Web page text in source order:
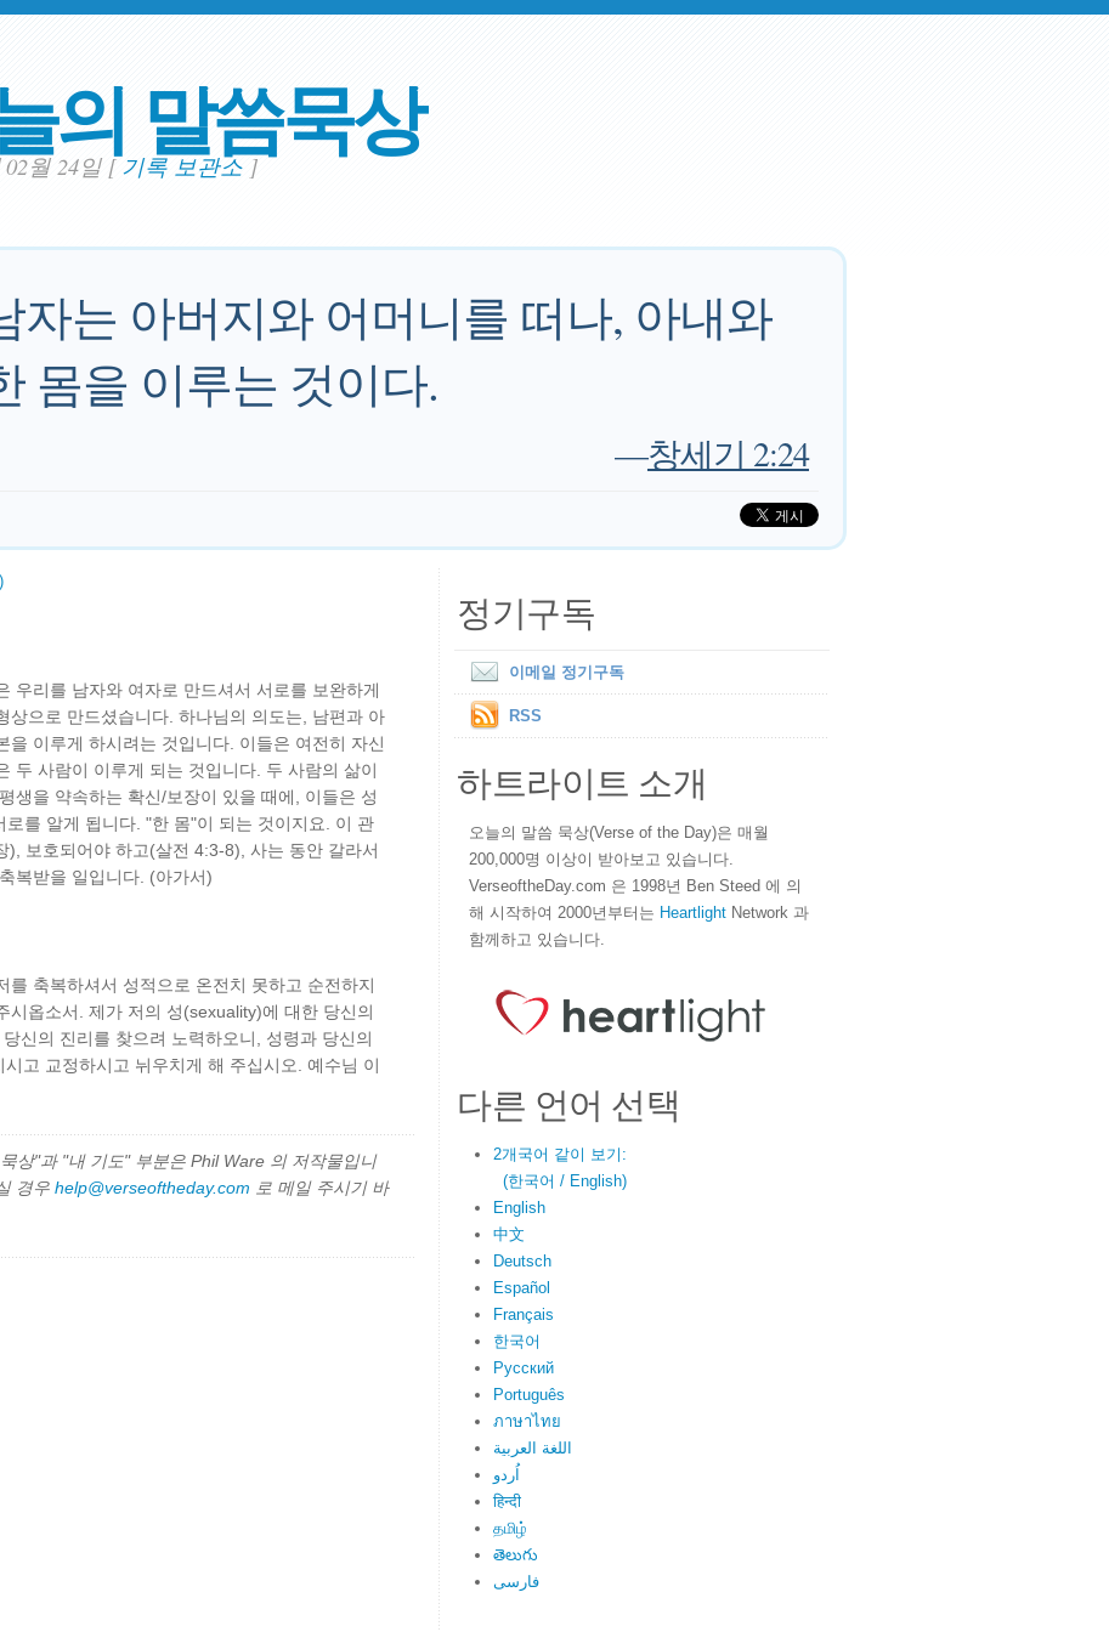
의 말씀묵상
02월 24일 [기록 보관소]
자는 아버지와 어머니를 떠나, 아내와
몸을 이루는 것이다.
—창세기 2:24
우리를 남자와 여자로 만드셔서 서로를 보완하게
상으로 만드셨습니다. 하나님의 의도는, 남편과 아
을 이루게 하시려는 것입니다. 이들은 여전히 자신
두 사람이 이루게 되는 것입니다. 두 사람의 삶이
생을 약속하는 확신/보장이 있을 때에, 이들은 성
를 알게 됩니다. "한 몸"이 되는 것이지요. 이 관
), 보호되어야 하고(살전 4:3-8), 사는 동안 갈라서
복받을 일입니다. (아가서)
를 축복하셔서 성적으로 온전치 못하고 순전하지
시옵소서. 제가 저의 성(sexuality)에 대한 당신의
신의 진리를 찾으려 노력하오니, 성령과 당신의
고 교정하시고 뉘우치게 해 주십시오. 예수님 이
상"과 "내 기도" 부분은 Phil Ware 의 저작물입니
경우 help@verseoftheday.com 로 메일 주시기 바
정기구독
이메일 정기구독
RSS
하트라이트 소개
오늘의 말씀 묵상(Verse of the Day)은 매월
200,000명 이상이 받아보고 있습니다.
VerseoftheDay.com 은 1998년 Ben Steed 에 의
해 시작하여 2000년부터는 Heartlight Network 과
함께하고 있습니다.
다른 언어 선택
2개국어 같이 보기:
(한국어 / English)
English
中文
Deutsch
Español
Français
한국어
Русский
Português
ภาษาไทย
اللغة العربية
اُردو
हिन्दी
தமிழ்
తెలుగు
فارسی